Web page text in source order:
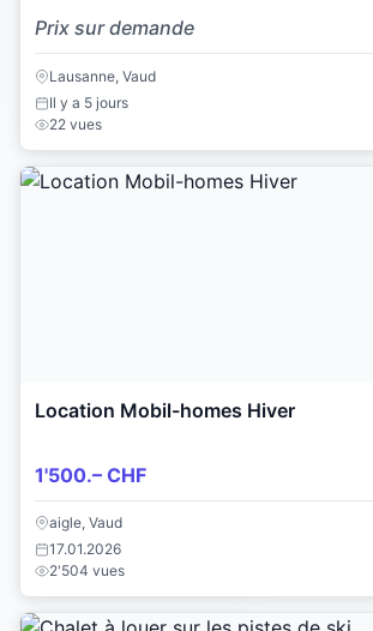
Prix sur demande
Lausanne, Vaud
Il y a 5 jours
22 vues
Location Mobil-homes Hiver
1'500.– CHF
aigle, Vaud
17.01.2026
2'504 vues